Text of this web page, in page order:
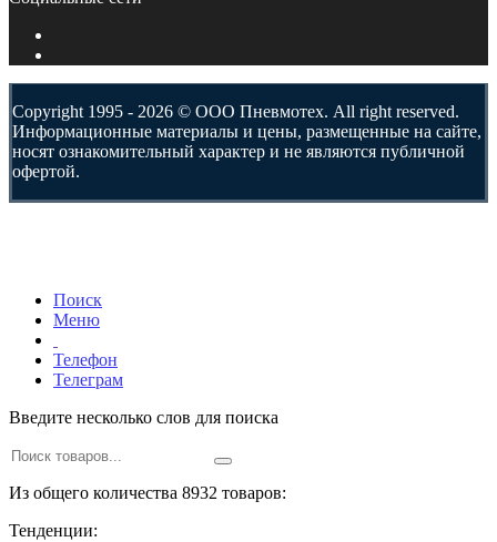
Copyright 1995 - 2026 © ООО Пневмотех. All right reserved.
Информационные материалы и цены, размещенные на сайте,
носят ознакомительный характер и не являются публичной
офертой.
Поиск
Меню
Телефон
Телеграм
Введите несколько слов для поиска
Из общего количества 8932 товаров:
Тенденции: